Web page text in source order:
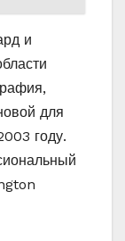
и
для
году.